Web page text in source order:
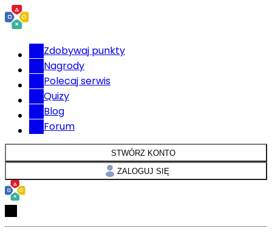
Zdobywaj punkty
Nagrody
Polecaj serwis
Quizy
Blog
Forum
STWÓRZ KONTO
ZALOGUJ SIĘ